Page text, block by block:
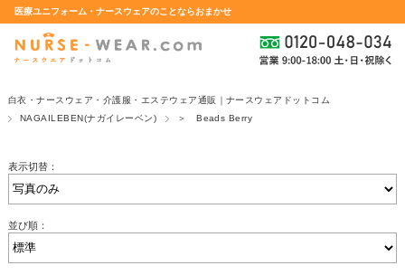
医療ユニフォーム・ナースウェアのことならおまかせ
白衣・ナースウェア・介護服・エステウェア通販｜ナースウェアドットコム
NAGAILEBEN(ナガイレーベン)
＞ Beads Berry
表示切替：
並び順：